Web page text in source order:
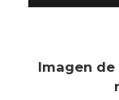
Imagen